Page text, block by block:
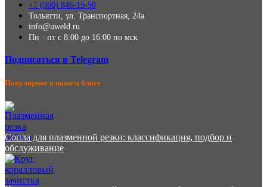
+7 (960) 846-15-50
Тольятти, ул. Транспортная, 24а
info@uweld.ru
Пн - пт с 8:00 до 16:00 по мск
Подписаться в Telegram
Популярное в нашем блоге
Сопла для плазменной резки: классификация, подбор и
обслуживание